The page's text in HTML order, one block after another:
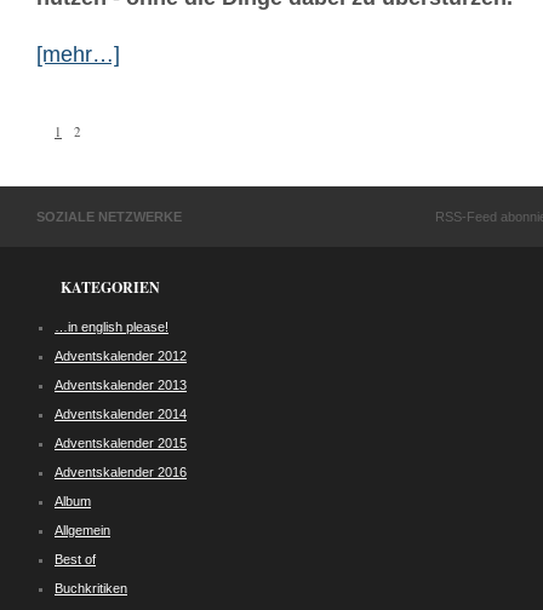
[mehr…]
1 2
SOZIALE NETZWERKE RSS-Feed
KATEGORIEN
…in english please!
Adventskalender 2012
Adventskalender 2013
Adventskalender 2014
Adventskalender 2015
Adventskalender 2016
Album
Allgemein
Best of
Buchkritiken